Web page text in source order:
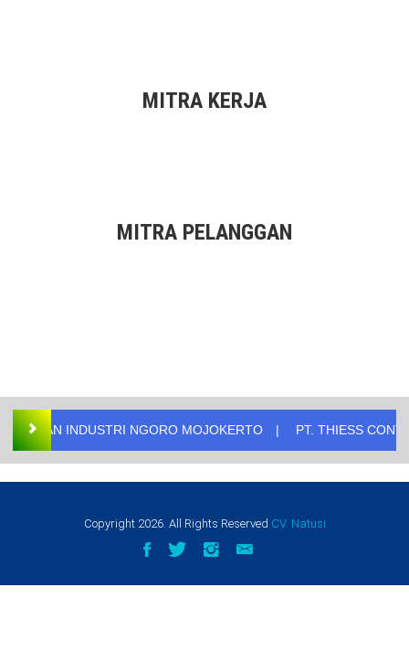
MITRA KERJA
MITRA PELANGGAN
PT. THIESS CONTRACTOR PT. Agro Nusantara
Copyright 2026. All Rights Reserved CV. Natusi